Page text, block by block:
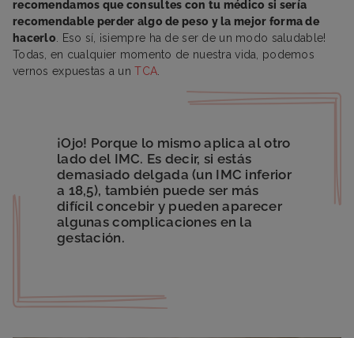
recomendamos que consultes con tu médico si sería
recomendable perder algo de peso y la mejor forma de
hacerlo. Eso sí, ¡siempre ha de ser de un modo saludable!
Todas, en cualquier momento de nuestra vida, podemos
vernos expuestas a unTCA.
¡Ojo! Porque lo mismo aplica al otro
lado del IMC. Es decir, si estás
demasiado delgada (un IMC inferior
a 18,5), también puede ser más
difícil concebir y pueden aparecer
algunas complicaciones en la
gestación.